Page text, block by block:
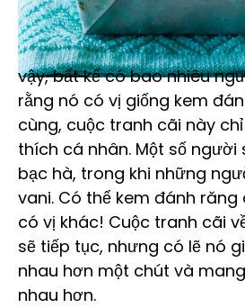
vậy, bất kể có bao nhiêu
rằng nó có vị giống kem
cùng, cuộc tranh cãi này
thích cá nhân. Một số người
bạc hà, trong khi những
vani. Có thể kem đánh
có vị khác! Cuộc tranh cãi
sẽ tiếp tục, nhưng có lẽ nó
nhau hơn một chút và
nhau hơn.